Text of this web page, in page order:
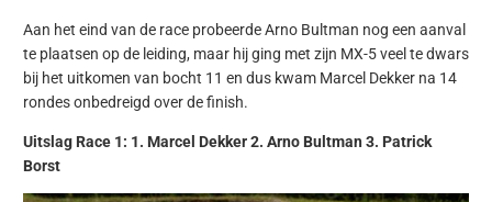
Aan het eind van de race probeerde Arno Bultman nog een aanval
te plaatsen op de leiding, maar hij ging met zijn MX-5 veel te dwars
bij het uitkomen van bocht 11 en dus kwam Marcel Dekker na 14
rondes onbedreigd over de finish.
Uitslag Race 1: 1. Marcel Dekker 2. Arno Bultman 3. Patrick
Borst